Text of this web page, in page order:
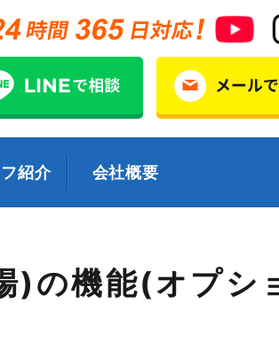
紹介 会社概要
)の機能(オプシ